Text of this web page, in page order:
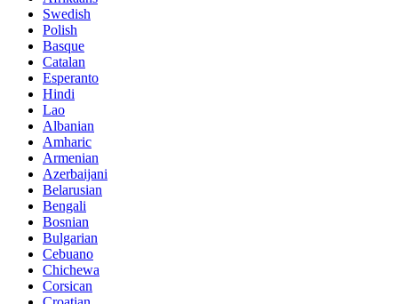
Swedish
Polish
Basque
Catalan
Esperanto
Hindi
Lao
Albanian
Amharic
Armenian
Azerbaijani
Belarusian
Bengali
Bosnian
Bulgarian
Cebuano
Chichewa
Corsican